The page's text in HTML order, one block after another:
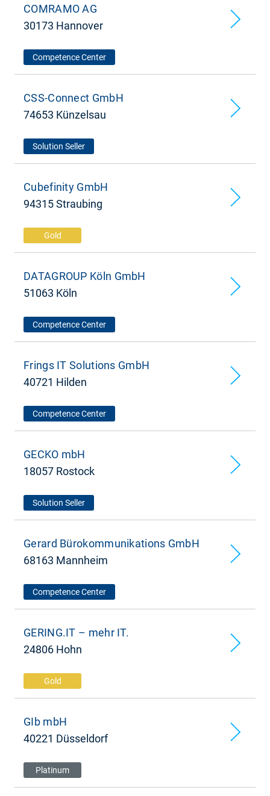
COMRAMO AG
30173 Hannover
Competence Center
CSS-Connect GmbH
74653 Künzelsau
Solution Seller
Cubefinity GmbH
94315 Straubing
Gold
DATAGROUP Köln GmbH
51063 Köln
Competence Center
Frings IT Solutions GmbH
40721 Hilden
Competence Center
GECKO mbH
18057 Rostock
Solution Seller
Gerard Bürokommunikations GmbH
68163 Mannheim
Competence Center
GERING.IT – mehr IT.
24806 Hohn
Gold
GIb mbH
40221 Düsseldorf
Platinum